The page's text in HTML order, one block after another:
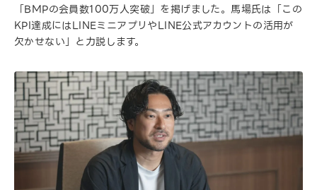
「BMPの会員数100万人突破」を掲げました。馬場氏は「この
KPI達成にはLINEミニアプリやLINE公式アカウントの活用が
欠かせない」と力説します。